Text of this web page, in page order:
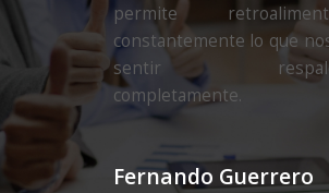
permite
constantemente lo que
sentir
completamente.
Fernando Guerrero